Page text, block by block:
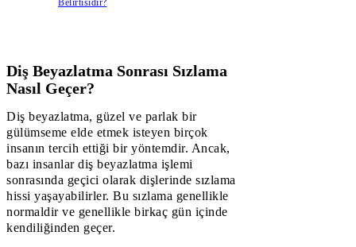
Diş Beyazlatma Sonrası Sızlama
Nasıl Geçer?
Diş beyazlatma, güzel ve parlak bir
gülümseme elde etmek isteyen birçok
insanın tercih ettiği bir yöntemdir. Ancak,
bazı insanlar diş beyazlatma işlemi
sonrasında geçici olarak dişlerinde sızlama
hissi yaşayabilirler. Bu sızlama genellikle
normaldir ve genellikle birkaç gün içinde
kendiliğinden geçer.